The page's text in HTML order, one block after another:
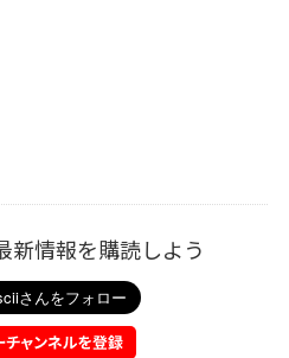
新情報を購読しよう